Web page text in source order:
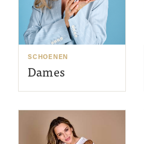
SCHOENEN
Dames